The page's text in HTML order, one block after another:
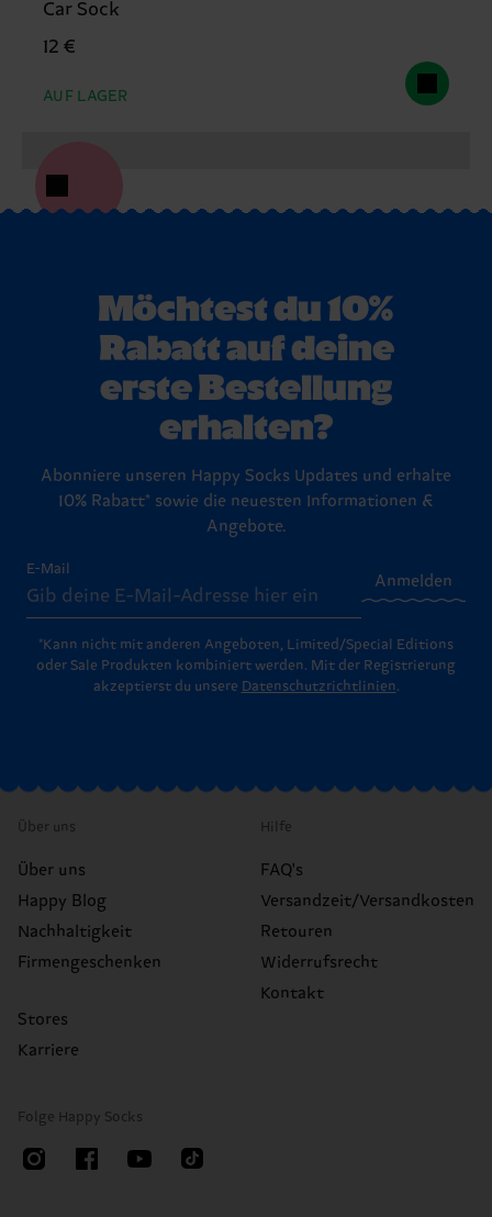
Car Sock
12 €
AUF LAGER
Möchtest du 10%
Rabatt auf deine
erste Bestellung
erhalten?
Abonniere unseren Happy Socks Updates und erhalte
10% Rabatt* sowie die neuesten Informationen &
Angebote.
E-Mail
Anmelden
*Kann nicht mit anderen Angeboten, Limited/Special Editions
oder Sale Produkten kombiniert werden. Mit der Registrierung
akzeptierst du unsere Datenschutzrichtlinien.
Über uns
Über uns
Happy Blog
Nachhaltigkeit
Firmengeschenken
Stores
Karriere
Hilfe
FAQ's
Versandzeit/Versandkosten
Retouren
Widerrufsrecht
Kontakt
Folge Happy Socks